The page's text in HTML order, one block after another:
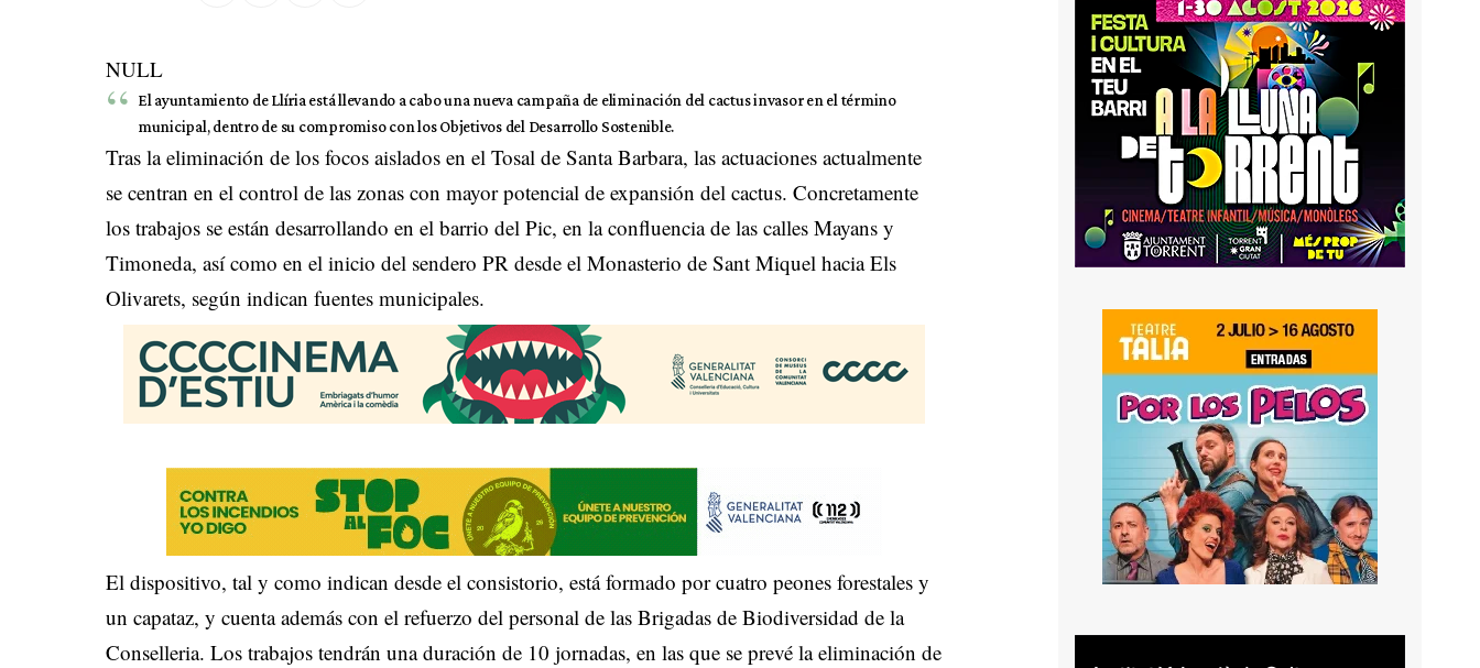
NULL
El ayuntamiento de Llíria está llevando a cabo una nueva campaña de eliminación del cactus invasor en el término
municipal, dentro de su compromiso con los Objetivos del Desarrollo Sostenible.
Tras la eliminación de los focos aislados en el Tosal de Santa Barbara, las actuaciones actualmente
se centran en el control de las zonas con mayor potencial de expansión del cactus. Concretamente
los trabajos se están desarrollando en el barrio del Pic, en la confluencia de las calles Mayans y
Timoneda, así como en el inicio del sendero PR desde el Monasterio de Sant Miquel hacia Els
Olivarets, según indican fuentes municipales.
El dispositivo, tal y como indican desde el consistorio, está formado por cuatro peones forestales y
un capataz, y cuenta además con el refuerzo del personal de las Brigadas de Biodiversidad de la
Conselleria. Los trabajos tendrán una duración de 10 jornadas, en las que se prevé la eliminación de